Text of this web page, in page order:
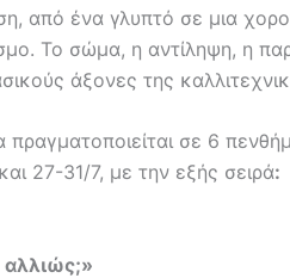
από ένα γλυπτό σε μια
Το σώμα, η αντίληψη, η
άξονες της
πραγματοποιείται σε 6
27-31/7, με την εξής σειρά: